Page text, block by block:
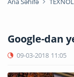
Google-dan
09-03-2018 11:05